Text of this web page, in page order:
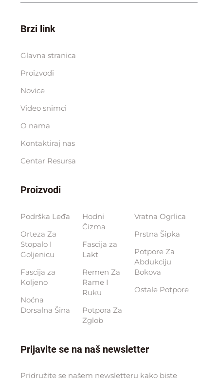
Brzi link
Glavna stranica
Proizvodi
Novice
Video snimci
O nama
Kontaktiraj nas
Centar Resursa
Proizvodi
Podrška Leđa
Orteza Za
Stopalo I
Goljenicu
Fascija za
Koljeno
Noćna
Dorsalna Šina
Hodni
Čizma
Fascija za
Lakt
Remen Za
Rame I
Ruku
Potpora Za
Zglob
Vratna Ogrlica
Prstna Šipka
Potpore Za
Abdukciju
Bokova
Ostale Potpore
Prijavite se na naš newsletter
Pridružite se našem newsletteru kako biste